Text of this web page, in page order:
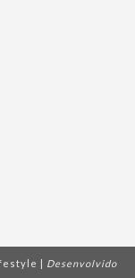
| Desenvolvido